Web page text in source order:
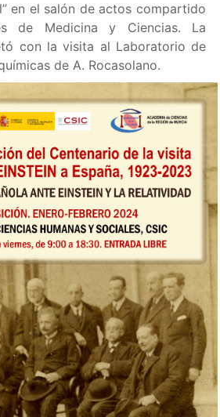
en el salón de actos compartido
de Medicina y Ciencias. La
con la visita al Laboratorio de
de A. Rocasolano.